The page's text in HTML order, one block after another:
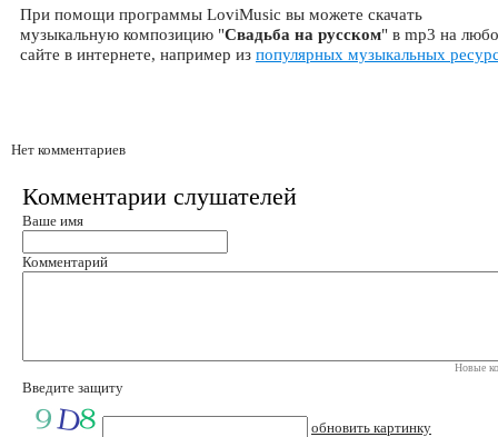
При помощи программы LoviMusic вы можете скачать
музыкальную композицию "Свадьба на русском" в mp3 на
сайте в интернете, например из популярных музыкальных
Нет комментариев
Комментарии слушателей
Ваше имя
Комментарий
Новые
Введите защиту
обновить картинку